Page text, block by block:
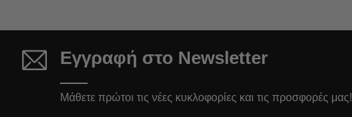
Εγγραφή στο Newsletter
Μάθετε πρώτοι τις νέες κυκλοφορίες και τις προσφορές μας!